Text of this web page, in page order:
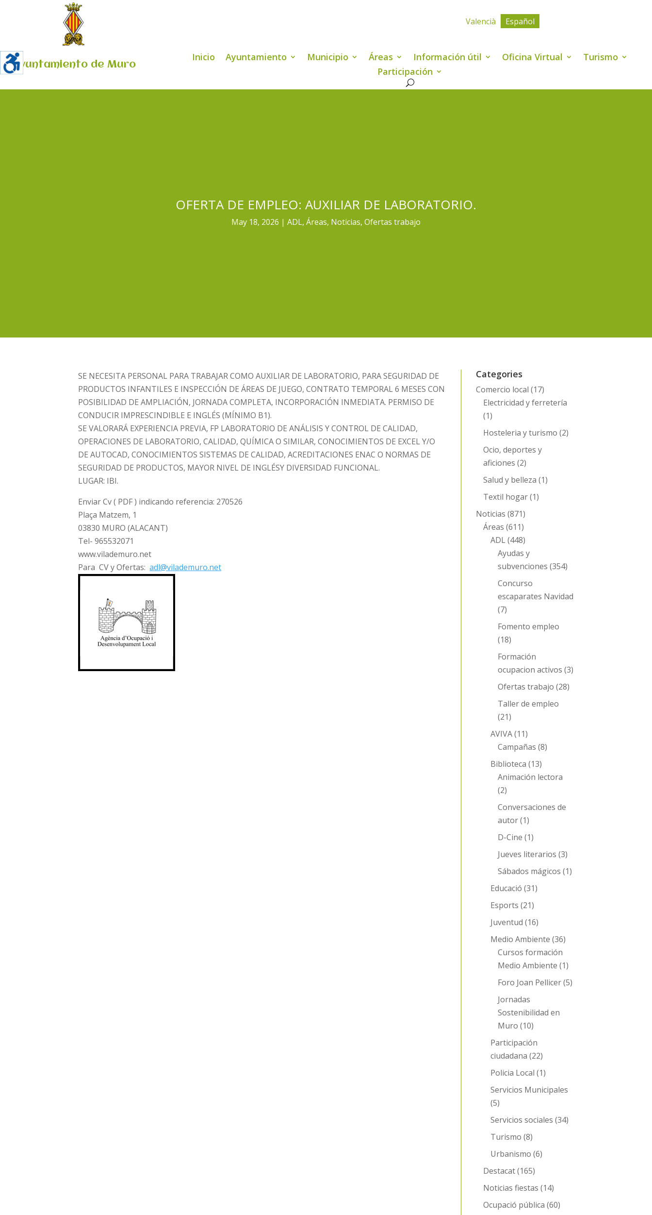
Ayuntamiento de Muro
Valencià Español
Inicio Ayuntamiento Municipio Áreas Información útil Oficina Virtual
Turismo
Participación
OFERTA DE EMPLEO: AUXILIAR DE LABORATORIO.
May 18, 2026 ADL, Áreas, Noticias, Ofertas trabajo
SE NECESITA PERSONAL PARA TRABAJAR COMO AUXILIAR DE LABORATORIO, PARA SEGURIDAD DE
PRODUCTOS INFANTILES E INSPECCIÓN DE ÁREAS DE JUEGO, CONTRATO TEMPORAL 6 MESES CON
POSIBILIDAD DE AMPLIACIÓN, JORNADA COMPLETA, INCORPORACIÓN INMEDIATA. PERMISO DE
CONDUCIR IMPRESCINDIBLE E INGLÉS (MÍNIMO B1).
SE VALORARÁ EXPERIENCIA PREVIA, FP LABORATORIO DE ANÁLISIS Y CONTROL DE CALIDAD,
OPERACIONES DE LABORATORIO, CALIDAD, QUÍMICA O SIMILAR, CONOCIMIENTOS DE EXCEL Y/O
DE AUTOCAD, CONOCIMIENTOS SISTEMAS DE CALIDAD, ACREDITACIONES ENAC O NORMAS DE
SEGURIDAD DE PRODUCTOS, MAYOR NIVEL DE INGLÉSY DIVERSIDAD FUNCIONAL.
LUGAR: IBI.
Enviar Cv ( PDF ) indicando referencia: 270526
Plaça Matzem, 1
03830 MURO (ALACANT)
Tel- 965532071
www.vilademuro.net
Para CV y Ofertas:adl@vilademuro.net
Categories
Comercio local (17)
Electricidad y ferretería
(1)
Hosteleria y turismo (2)
Ocio, deportes y
aficiones (2)
Salud y belleza (1)
Textil hogar(1)
Noticias (871)
Áreas (611)
ADL(448)
Ayudas y
subvenciones (354)
Concurso
escaparates Navidad
(7)
Fomento empleo
(18)
Formación
ocupacion activos (3)
Ofertas trabajo (28)
Taller de empleo
(21)
AVIVA(11)
Campañas (8)
Biblioteca (13)
Animación lectora
(2)
Conversaciones de
autor(1)
D-Cine (1)
Jueves literarios (3)
Sábados mágicos (1)
Educació (31)
Esports (21)
Juventud (16)
Medio Ambiente (36)
Cursos formación
Medio Ambiente (1)
Foro Joan Pellicer(5)
Jornadas
Sostenibilidad en
Muro (10)
Participación
ciudadana (22)
Policia Local (1)
Servicios Municipales
(5)
Servicios sociales (34)
Turismo (8)
Urbanismo (6)
Destacat(165)
Noticias fiestas (14)
Ocupació pública (60)